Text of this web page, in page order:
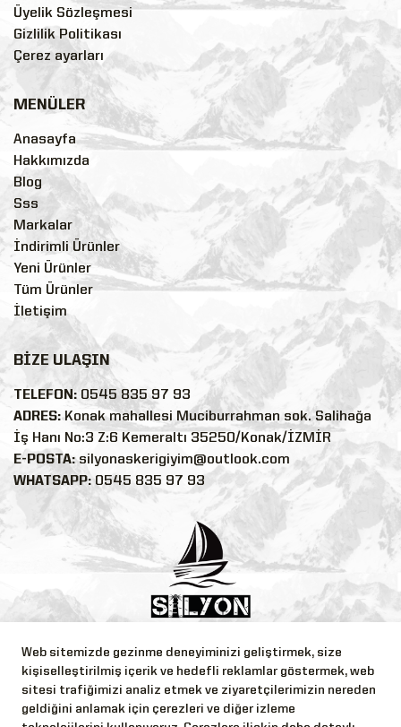
Web sitemizde gezinme deneyiminizi geliştirmek, size
kişiselleştirilmiş içerik ve hedefli reklamlar göstermek, web
sitesi trafiğimizi analiz etmek ve ziyaretçilerimizin nereden
geldiğini anlamak için çerezleri ve diğer izleme
Üyelik Sözleşmesi
Gizlilik Politikası
Çerez ayarları
MENÜLER
Anasayfa
Hakkımızda
Blog
Sss
Markalar
İndirimli Ürünler
Yeni Ürünler
Tüm Ürünler
İletişim
BİZE ULAŞIN
TELEFON: 0545 835 97 93
ADRES:Konak mahallesi Muciburrahman sok. Salihağa
İş Hanı No:3 Z:6 Kemeraltı 35250/Konak/İZMİR
E-POSTA: silyonaskerigiyim@outlook.com
WHATSAPP: 0545 835 97 93
Bizi Takip Edin!